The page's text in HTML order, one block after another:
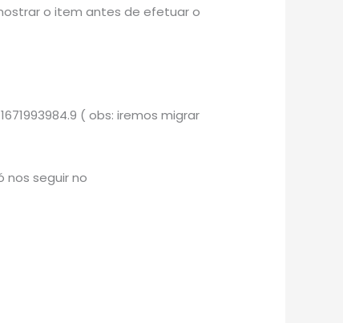
o item antes de efetuar o
( obs: iremos migrar
nos seguir no